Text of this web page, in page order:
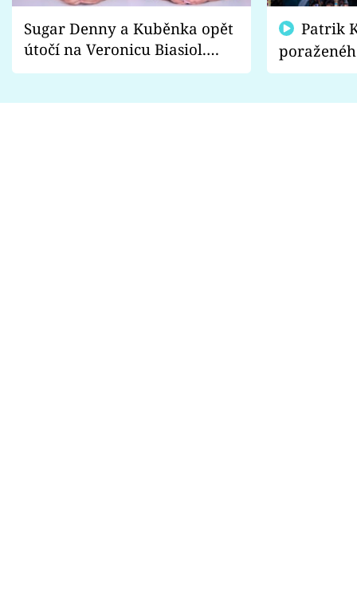
Sugar Denny a Kuběnka opět
útočí na Veronicu Biasiol.
Proč je podle nich falešná a
fanoušci